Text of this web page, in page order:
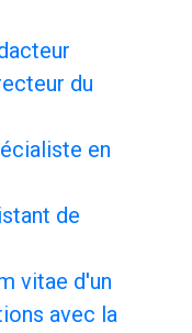
du
en
de
vitae d'un
avec la